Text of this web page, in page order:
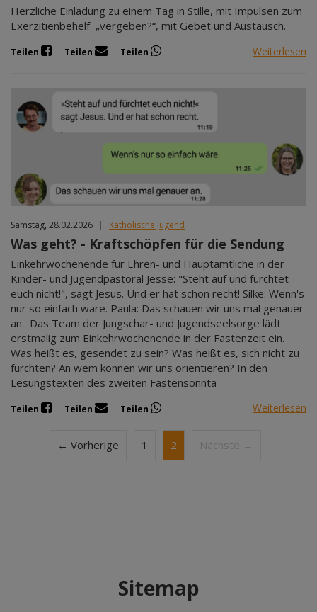
Herzliche Einladung zu einem Tag in Stille, mit Impulsen zum
Exerzitienbehelf „vergeben?“, mit Gebet und Austausch.
Teilen Teilen Teilen Weiterlesen
Samstag, 28.02.2026 | Katholische Jugend
Was geht? - Kraftschöpfen für die Sendung
Einkehrwochenende für Ehren- und Hauptamtliche in der
Kinder- und Jugendpastoral Jesse: "Steht auf und fürchtet
euch nicht!", sagt Jesus. Und er hat schon recht! Silke: Wenn's
nur so einfach wäre. Paula: Das schauen wir uns mal genauer
an. Das Team der Jungschar- und Jugendseelsorge lädt
erstmalig zum Einkehrwochenende in der Fastenzeit ein.
Was heißt es, gesendet zu sein? Was heißt es, sich nicht zu
fürchten? An wem können wir uns orientieren? In den
Lesungstexten des zweiten Fastensonnta
Teilen Teilen Teilen Weiterlesen
← Vorherige 1 2 Nächste →
Sitemap